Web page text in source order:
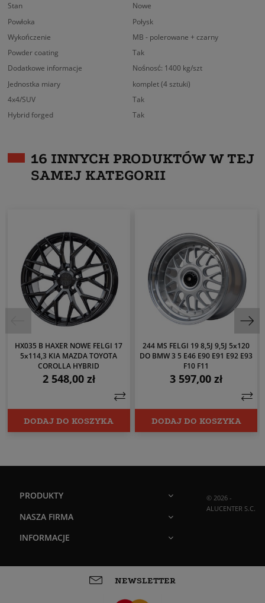
Stan
Nowe
Powłoka
Połysk
Wykończenie
MB - polerowane + czarny
Powder coating
Tak
Dodatkowe informacje
Nośnosć: 1400 kg/szt
Jednostka miary
komplet (4 sztuki)
4x4/SUV
Tak
Hybrid forged
Tak
16 INNYCH PRODUKTÓW W TEJ
SAMEJ KATEGORII
HX035 B HAXER NOWE FELGI 17
5x114,3 KIA MAZDA TOYOTA
COROLLA HYBRID
Cena
2 548,00 zł
DODAJ DO KOSZYKA
244 MS FELGI 19 8,5J 9,5J 5x120
DO BMW 3 5 E46 E90 E91 E92 E93
F10 F11
Cena
3 597,00 zł
DODAJ DO KOSZYKA
PRODUKTY
NASZA FIRMA
INFORMACJE
© 2026 -
ALUCENTER S.C.
NEWSLETTER